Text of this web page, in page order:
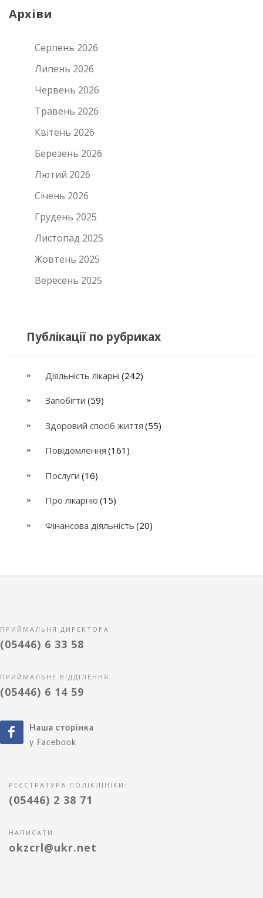
Архіви
Серпень 2026
Липень 2026
Червень 2026
Травень 2026
Квітень 2026
Березень 2026
Лютий 2026
Січень 2026
Грудень 2025
Листопад 2025
Жовтень 2025
Вересень 2025
Публікації по рубриках
Діяльність лікарні (242)
Запобігти (59)
Здоровий спосіб життя (55)
Повідомлення (161)
Послуги (16)
Про лікарню (15)
Фінансова діяльність (20)
ПРИЙМАЛЬНЯ ДИРЕКТОРА:
(05446) 6 33 58
ПРИЙМАЛЬНЕ ВІДДІЛЕННЯ:
(05446) 6 14 59
Наша сторінка
у Facebook
РЕЄСТРАТУРА ПОЛІКЛІНІКИ:
(05446) 2 38 71
НАПИСАТИ:
okzcrl@ukr.net